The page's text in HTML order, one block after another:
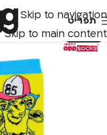
Skip to navigation
Skip to main content
תפריט
אזל מהמלאי